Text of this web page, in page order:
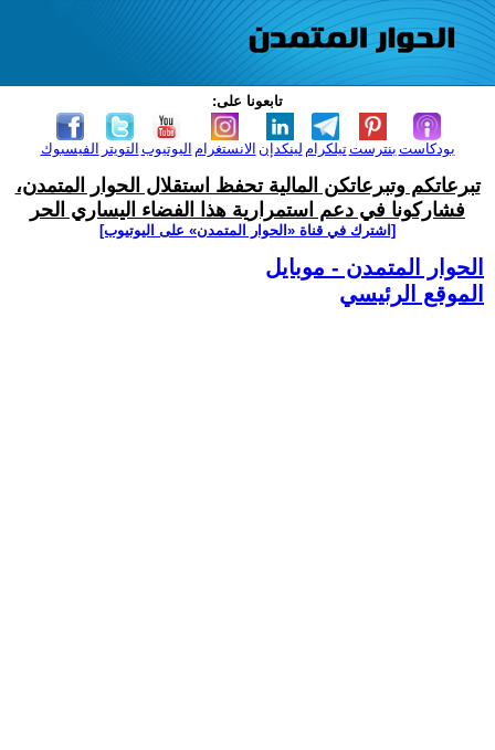
تابعونا على:
الفيسبوك التويتر اليوتيوب الانستغرام لينكدإن تيلكرامبنترست بودكاست
تبرعاتكم وتبرعاتكن المالية تحفظ استقلال الحوار المتمدن،
فشاركونا في دعم استمرارية هذا الفضاء اليساري الحر
[اشترك في قناة ‫«الحوار المتمدن» على اليوتيوب]
الحوار المتمدن - موبايل
الموقع الرئيسي